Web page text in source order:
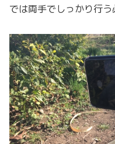
では両手でしっかり行う